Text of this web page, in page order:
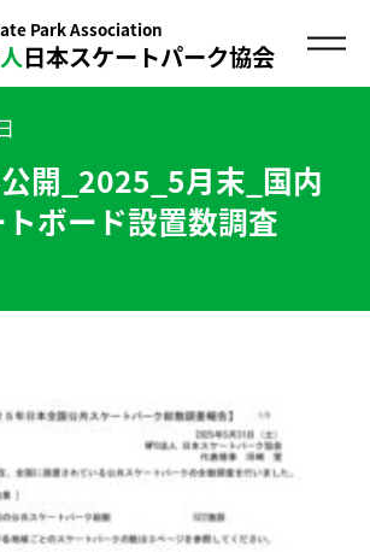
Park Association
日本スケートパーク協会
開_2025_5月末_国内
ボード設置数調査